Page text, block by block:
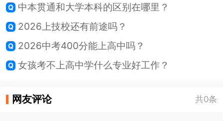
中本贯通和大学本科的区别在哪里？
2026上技校还有前途吗？
2026中考400分能上高中吗？
女孩考不上高中学什么专业好工作？
网友评论 共0条